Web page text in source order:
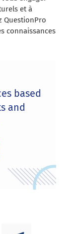
et à
QuestionPro
connaissances
based
and